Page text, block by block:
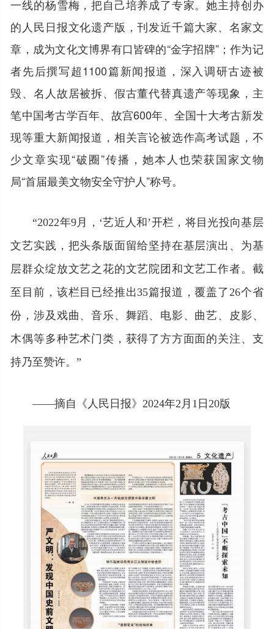
一线的杨雪梅，把自己培养成了专家。她主持创办
的人民日报文化遗产版，刊发近千篇大家、名家文
章，成为文化文博界有口皆碑的“金字招牌”；作为记
者先后撰写超1100篇新闻报道，深入调研古迹被
毁、名人故居被拆、假古董代替真遗产等现象，主
笔中国考古学百年、故宫600年、全国十大考古新发
现等重大新闻报道，相关言论被选作高考试题，不
少文章实现“破圈”传播，她本人也荣获国家文物
局“首届最美文物安全守护人”称号。
“2022年9月，‘艺近人和’开栏，将目光投向基层
文艺实践，把头条版面留给坚持在基层演出、为基
层群众绽放文艺之花的文艺院团和文艺工作者。截
至目前，该栏目已经推出35篇报道，覆盖了26个省
份，涉及戏曲、音乐、舞蹈、电影、曲艺、皮影、
木偶等多种艺术门类，获得了方方面面的关注、支
持乃至赞许。”
——摘自《人民日报》2024年2月1日20版